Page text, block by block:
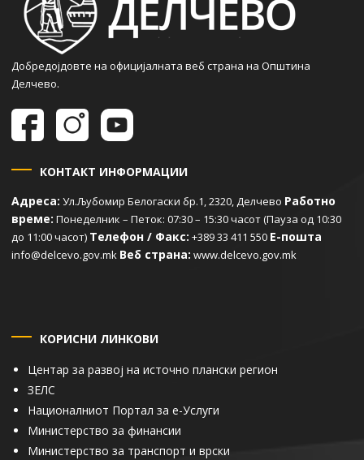
Добредојдовте на официјалната веб страна на Општина
Делчево.
КОНТАКТ ИНФОРМАЦИИ
Адреса: Ул.Љубомир Белогаски бр.1, 2320, Делчево Работно
време: Понеделник – Петок: 07:30 – 15:30 часот (Пауза од 10:30
до 11:00 часот) Телефон / Факс: +389 33 411 550 Е-пошта
info@delcevo.gov.mk Веб страна: www.delcevo.gov.mk
КОРИСНИ ЛИНКОВИ
Центар за развој на источно плански регион
ЗЕЛС
Националниот Портал за е-Услуги
Министерство за финансии
Министерство за транспорт и врски